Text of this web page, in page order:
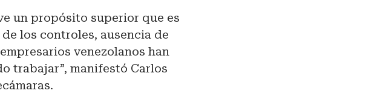
un propósito superior que es
los controles, ausencia de
venezolanos han
trabajar”, manifestó Carlos